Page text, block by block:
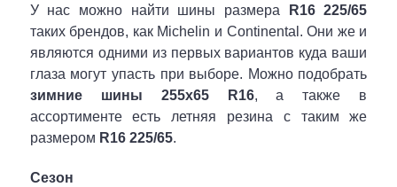
У нас можно найти шины размера
R16 225/65
таких брендов, как Michelin и Continental. Они же и
являются одними из первых вариантов куда ваши
глаза могут упасть при выборе. Можно подобрать
зимние шины 255x65 R16, а также в
ассортименте есть летняя резина с таким же
размером R16 225/65.
Сезон